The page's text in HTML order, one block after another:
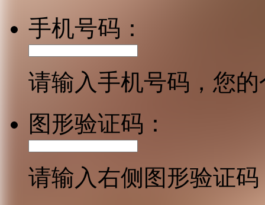
手机号码：
请输入手机号码，您
图形验证码：
请输入右侧图形验证码